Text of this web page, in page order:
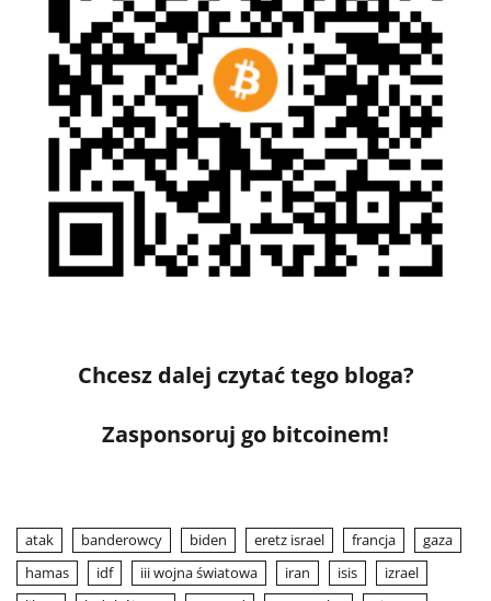
Chcesz dalej czytać tego bloga?
Zasponsoruj go bitcoinem!
atak banderowcy biden eretz israel francja
gaza
hamas
idf iii wojna światowa iran isis
izrael